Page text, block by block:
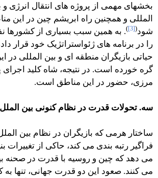
بخشهای مهمی از پروژه های انتقال انرژی و
المللی و همچنین راه ابریشم چین در این
شود(
[3]
). به همین سبب بسیاری از کشورها
را در برنامه های ژئواستراتژیک خود قرار
حیاتی بازیگران منطقه ای و بین المللی در
گره خورده است. در نتیجه، شاه کلید اجرای
مرزی، حضور در این مناطق است.
سه. تحولات قدرت در نظام کنونی بین الملل
ساختار هرمی که بازیگران در نظام بین
فراگیر رتبه بندی می کند، حاکی از تغییرات
می دهد که چین و روسیه با قدرت در صحنه
می کنند. صعود این دو قدرت جهانی، تنها